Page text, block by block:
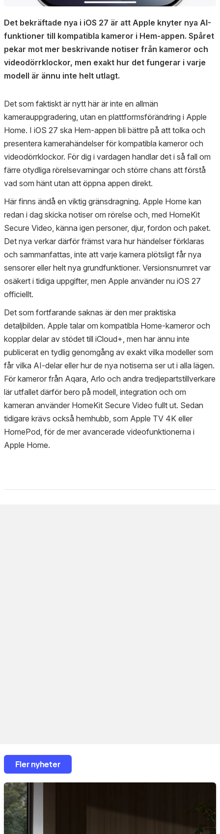
Det bekräftade nya i iOS 27 är att Apple knyter nya AI-
funktioner till kompatibla kameror i Hem-appen. Spåret
pekar mot mer beskrivande notiser från kameror och
videodörrklockor, men exakt hur det fungerar i varje
modell är ännu inte helt utlagt.
Det som faktiskt är nytt här är inte en allmän
kamerauppgradering, utan en plattformsförändring i Apple
Home. I iOS 27 ska Hem-appen bli bättre på att tolka och
presentera kamerahändelser för kompatibla kameror och
videodörrklockor. För dig i vardagen handlar det i så fall om
färre otydliga rörelsevarningar och större chans att förstå
vad som hänt utan att öppna appen direkt.
Här finns ändå en viktig gränsdragning. Apple Home kan
redan i dag skicka notiser om rörelse och, med HomeKit
Secure Video, känna igen personer, djur, fordon och paket.
Det nya verkar därför främst vara hur händelser förklaras
och sammanfattas, inte att varje kamera plötsligt får nya
sensorer eller helt nya grundfunktioner. Versionsnumret var
osäkert i tidiga uppgifter, men Apple använder nu iOS 27
officiellt.
Det som fortfarande saknas är den mer praktiska
detaljbilden. Apple talar om kompatibla Home-kameror och
kopplar delar av stödet till iCloud+, men har ännu inte
publicerat en tydlig genomgång av exakt vilka modeller som
får vilka AI-delar eller hur de nya notiserna ser ut i alla lägen.
För kameror från Aqara, Arlo och andra tredjepartstillverkare
lär utfallet därför bero på modell, integration och om
kameran använder HomeKit Secure Video fullt ut. Sedan
tidigare krävs också hemhubb, som Apple TV 4K eller
HomePod, för de mer avancerade videofunktionerna i
Apple Home.
Fler nyheter